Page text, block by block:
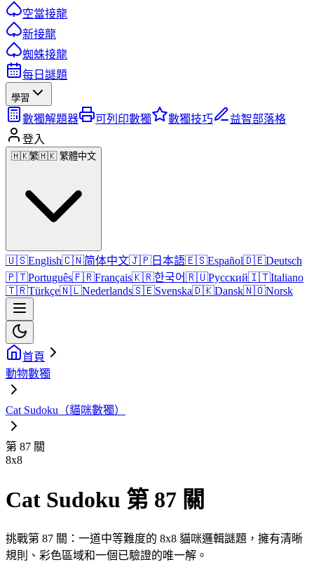
空當接龍
新接龍
蜘蛛接龍
每日謎題
學習
數獨解題器 可列印數獨 數獨技巧
益智部落格
登入
🇭🇰繁🇭🇰 繁體中文
🇺🇸English🇨🇳简体中文🇯🇵 日本語🇪🇸Español🇩🇪Deutsch
🇵🇹Português🇫🇷Français🇰🇷한국어🇷🇺Русский🇮🇹Italiano
🇹🇷Türkçe🇳🇱Nederlands🇸🇪Svenska🇩🇰Dansk🇳🇴Norsk
首頁
動物數獨
Cat Sudoku（貓咪數獨）
第 87 關
8x8
Cat Sudoku 第 87 關
挑戰第 87 關：一道中等難度的 8x8 貓咪邏輯謎題，擁有清晰
規則、彩色區域和一個已驗證的唯一解。